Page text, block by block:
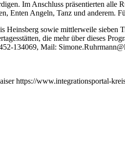
Im Anschluss präsentierten alle
Angeln, Tanz und anderem.
sowie mittlerweile sieben
die mehr über dieses
134069, Mail:
https://www.integrationsportal-